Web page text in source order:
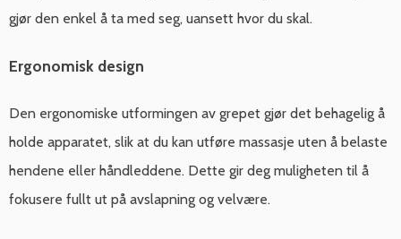
gjør den enkel å ta med seg, uansett hvor du skal.
Ergonomisk design
Den ergonomiske utformingen av grepet gjør det behagelig å
holde apparatet, slik at du kan utføre massasje uten å belaste
hendene eller håndleddene. Dette gir deg muligheten til å
fokusere fullt ut på avslapning og velvære.